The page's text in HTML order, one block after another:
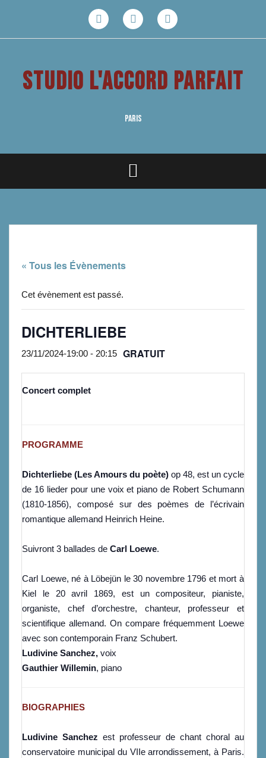
STUDIO L'ACCORD PARFAIT
PARIS
« Tous les Évènements
Cet évènement est passé.
DICHTERLIEBE
23/11/2024-19:00 - 20:15 GRATUIT
Concert complet
PROGRAMME
Dichterliebe (Les Amours du poète) op 48, est un cycle
de 16 lieder pour une voix et piano de Robert Schumann
(1810-1856), composé sur des poèmes de l’écrivain
romantique allemand Heinrich Heine.
Suivront 3 ballades de Carl Loewe.
Carl Loewe, né à Löbejün le 30 novembre 1796 et mort à
Kiel le 20 avril 1869, est un compositeur, pianiste,
organiste, chef d’orchestre, chanteur, professeur et
scientifique allemand. On compare fréquemment Loewe
avec son contemporain Franz Schubert.
Ludivine Sanchez, voix
Gauthier Willemin, piano
BIOGRAPHIES
Ludivine Sanchez est professeur de chant choral au
conservatoire municipal du VIIe arrondissement, à Paris.